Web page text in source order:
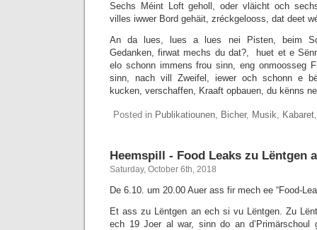
Sechs Méint Loft geholl, oder vläicht och
villes iwwer Bord gehäit, zréckgelooss, dat deet
An da lues, lues a lues nei Pisten, beim
Gedanken, firwat mechs du dat?, huet et e
elo schonn immens frou sinn, eng onmoosseg
sinn, nach vill Zweifel, iewer och schonn e
kucken, verschaffen, Kraaft opbauen, du kënns
Posted in Publikatiounen, Bicher, Musik, Kabaret
Heemspill - Food Leaks zu Lëntgen
Saturday, October 6th, 2018
De 6.10. um 20.00 Auer ass fir mech ee “Food-
Et ass zu Lëntgen an ech si vu Lëntgen. Zu
ech 19 Joer al war, sinn do an d’Primärschoul